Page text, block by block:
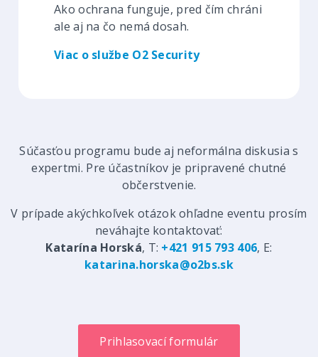
Ako ochrana funguje, pred čím chráni
ale aj na čo nemá dosah.
Viac o službe O2 Security
Súčasťou programu bude aj neformálna diskusia s
expertmi. Pre účastníkov je pripravené chutné
občerstvenie.
V prípade akýchkoľvek otázok ohľadne eventu prosím
neváhajte kontaktovať:
Katarína Horská, T: +421 915 793 406, E:
katarina.horska@o2bs.sk
Prihlasovací formulár